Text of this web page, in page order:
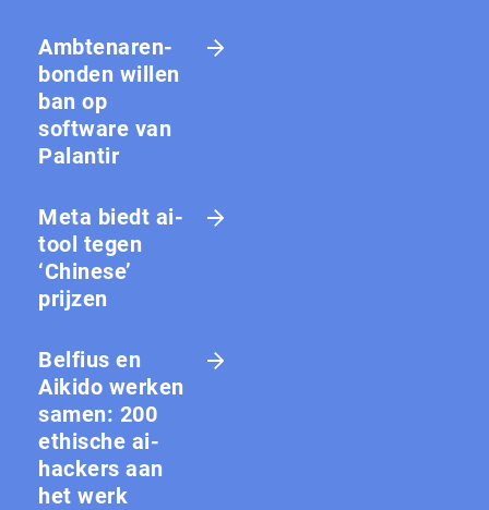
Amb­te­na­ren­
bon­den willen
ban op
software van
Palantir
Meta biedt ai-
tool tegen
‘Chinese’
prijzen
Belfius en
Aikido werken
samen: 200
ethische ai-
hackers aan
het werk